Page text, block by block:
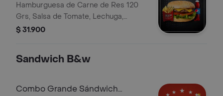
Hamburguesa de Carne de Res 120
Grs, Salsa de Tomate, Lechuga,
Rodaja de Tomate, Queso, Papa
$ 31.900
Sandwich B&w
Combo Grande Sándwich